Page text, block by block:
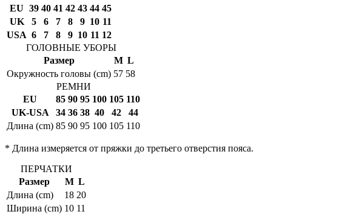
EU 39 40 41 42 43 44 45
UK
5 6 7 8 9 10 11
USA 6 7 8 9 10 11 12
ГОЛОВНЫЕ УБОРЫ
Размер
M L
Окружность головы (cm) 57 58
РЕМНИ
EU
85 90 95 100 105 110
UK-USA
34 36 38 40 42
44
Длина (cm) 85 90 95 100 105 110
* Длина измеряется от пряжки до третьего отверстия пояса.
ПЕРЧАТКИ
Размер
M L
Длина (cm)
18 20
Ширина (cm) 10 11